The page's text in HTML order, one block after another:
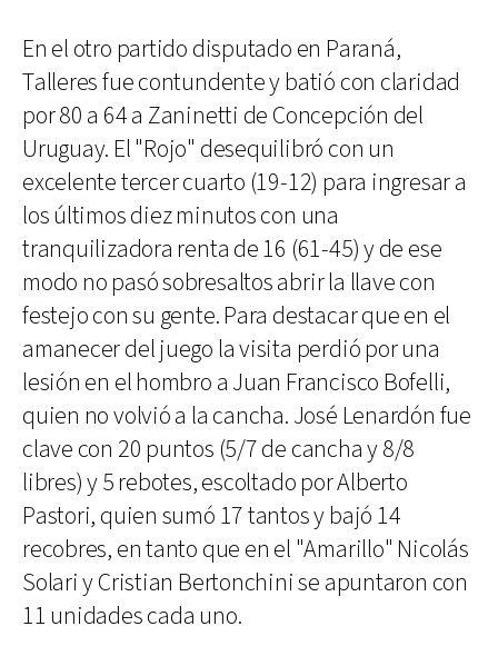
En el otro partido disputado en Paraná,
Talleres fue contundente y batió con claridad
por 80 a 64 a Zaninetti de Concepción del
Uruguay. El "Rojo" desequilibró con un
excelente tercer cuarto (19-12) para ingresar a
los últimos diez minutos con una
tranquilizadora renta de 16 (61-45) y de ese
modo no pasó sobresaltos abrir la llave con
festejo con su gente. Para destacar que en el
amanecer del juego la visita perdió por una
lesión en el hombro a Juan Francisco Bofelli,
quien no volvió a la cancha. José Lenardón fue
clave con 20 puntos (5/7 de cancha y 8/8
libres) y 5 rebotes, escoltado por Alberto
Pastori, quien sumó 17 tantos y bajó 14
recobres, en tanto que en el "Amarillo" Nicolás
Solari y Cristian Bertonchini se apuntaron con
11 unidades cada uno.